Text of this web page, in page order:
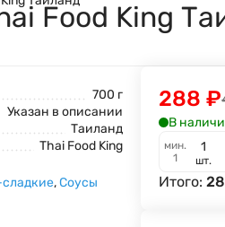
Food King
700 г
Указан в описании
Таиланд
Thai Food King
,Соусы
288 ₽
В
мин.
1
шт.
Итого: